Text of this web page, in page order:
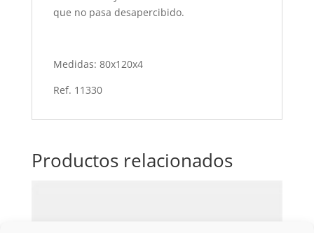
que no pasa desapercibido.
Medidas: 80x120x4
Ref. 11330
Productos relacionados